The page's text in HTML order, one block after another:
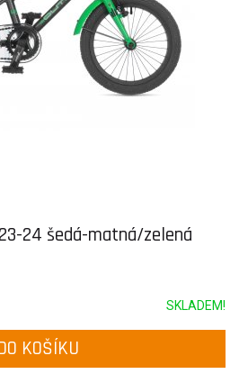
24 šedá-matná/zelená
SKLADEM!
KOŠÍKU